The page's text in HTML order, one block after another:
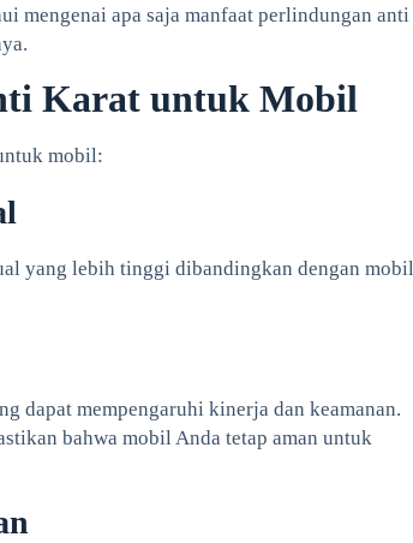
mengenai apa saja manfaat perlindungan anti
Karat untuk Mobil
mobil:
yang lebih tinggi dibandingkan dengan mobil
dapat mempengaruhi kinerja dan keamanan.
bahwa mobil Anda tetap aman untuk